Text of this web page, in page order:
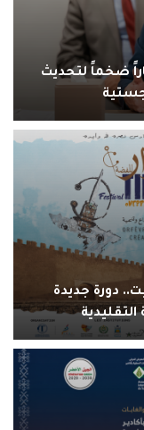
ضخماً لتحديث
دورة جديدة